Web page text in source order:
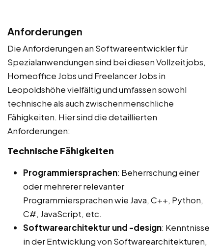
Anforderungen
Die Anforderungen an Softwareentwickler für
Spezialanwendungen sind bei diesen Vollzeitjobs,
Homeoffice Jobs und Freelancer Jobs in
Leopoldshöhe vielfältig und umfassen sowohl
technische als auch zwischenmenschliche
Fähigkeiten. Hier sind die detaillierten
Anforderungen:
Technische Fähigkeiten
Programmiersprachen: Beherrschung einer
oder mehrerer relevanter
Programmiersprachen wie Java, C++, Python,
C#, JavaScript, etc.
Softwarearchitektur und -design: Kenntnisse
in der Entwicklung von Softwarearchitekturen,